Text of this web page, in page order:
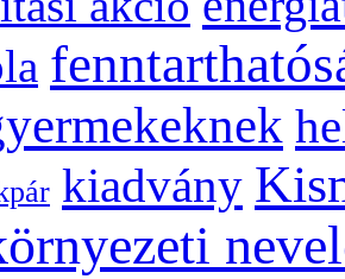
kiadvány